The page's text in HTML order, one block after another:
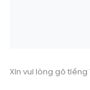
Xin vui lòng gõ